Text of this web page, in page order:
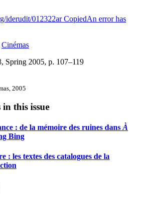
iderudit/012322arCopiedAn error has
Cinémas
Spring 2005, p. 107–119
2005
this issue
: de la mémoire des ruines dansÀ
Bing
les textes des catalogues de la